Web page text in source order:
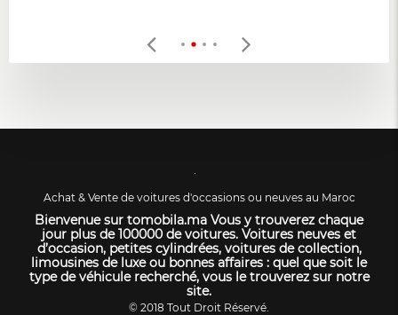
Achat & Vente de voitures d'occasions ou neuves au Maroc
Bienvenue sur tomobila.ma Vous y trouverez chaque
jour plus de 100000 de voitures. Voitures neuves et
d’occasion, petites cylindrées, voitures de collection,
limousines de luxe ou bonnes affaires : quel que soit le
type de véhicule recherché, vous le trouverez sur notre
site.
© 2018 Tout Droit Réservé.